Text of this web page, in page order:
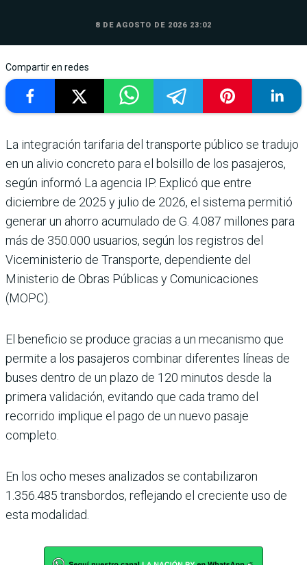
8 DE AGOSTO DE 2026 23:02
Compartir en redes
La integración tarifaria del transporte público se tradujo
en un alivio concreto para el bolsillo de los pasajeros,
según informó La agencia IP. Explicó que entre
diciembre de 2025 y julio de 2026, el sistema permitió
generar un ahorro acumulado de G. 4.087 millones para
más de 350.000 usuarios, según los registros del
Viceministerio de Transporte, dependiente del
Ministerio de Obras Públicas y Comunicaciones
(MOPC).
El beneficio se produce gracias a un mecanismo que
permite a los pasajeros combinar diferentes líneas de
buses dentro de un plazo de 120 minutos desde la
primera validación, evitando que cada tramo del
recorrido implique el pago de un nuevo pasaje
completo.
En los ocho meses analizados se contabilizaron
1.356.485 transbordos, reflejando el creciente uso de
esta modalidad.